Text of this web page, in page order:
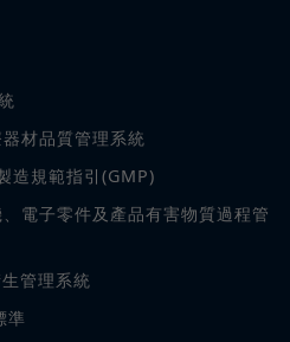
材品質管理系統
造規範指引(GMP)
電子零件及產品有害物質過程管
管理系統
準